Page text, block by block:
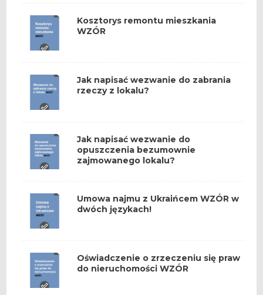
Kosztorys remontu mieszkania
WZÓR
Jak napisać wezwanie do zabrania
rzeczy z lokalu?
Jak napisać wezwanie do
opuszczenia bezumownie
zajmowanego lokalu?
Umowa najmu z Ukraińcem WZÓR w
dwóch językach!
Oświadczenie o zrzeczeniu się praw
do nieruchomości WZÓR